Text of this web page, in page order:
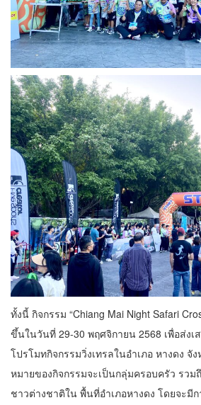
ทั้งนี้ กิจกรรม “Chiang Mai Night Safari
ขึ้นในวันที่ 29-30 พฤศจิกายน 2568 เพื่อส่งเ
โปรโมทกิจกรรมวิ่งเทรลในอําเภอ หางดง จั
หมายของกิจกรรมจะเป็นกลุ่มครอบครัว รวม
ชาวต่างชาติใน พื้นที่อําเภอหางดง โดยจะมี